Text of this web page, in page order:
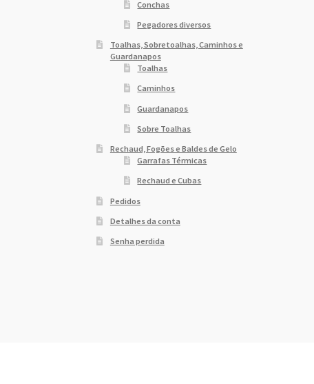
Conchas
Pegadores diversos
Toalhas, Sobretoalhas, Caminhos e
Guardanapos
Toalhas
Caminhos
Guardanapos
Sobre Toalhas
Rechaud, Fogões e Baldes de Gelo
Garrafas Térmicas
Rechaud e Cubas
Pedidos
Detalhes da conta
Senha perdida